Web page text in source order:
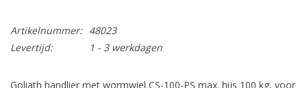
Artikelnummer: 48023
Levertijd:
1 - 3 werkdagen
Goliath handlier met wormwiel CS-100-PS max. hijs 100 kg, voor